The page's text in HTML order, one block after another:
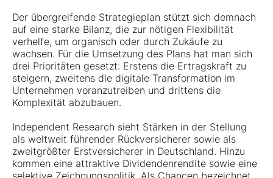
Der übergreifende Strategieplan stützt sich demnach
auf eine starke Bilanz, die zur nötigen Flexibilität
verhelfe, um organisch oder durch Zukäufe zu
wachsen. Für die Umsetzung des Plans hat man sich
drei Prioritäten gesetzt: Erstens die Ertragskraft zu
steigern, zweitens die digitale Transformation im
Unternehmen voranzutreiben und drittens die
Komplexität abzubauen.
Independent Research sieht Stärken in der Stellung
als weltweit führender Rückversicherer sowie als
zweitgrößter Erstversicherer in Deutschland. Hinzu
kommen eine attraktive Dividendenrendite sowie eine